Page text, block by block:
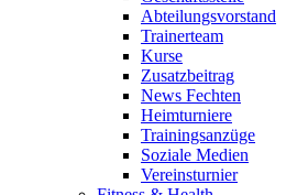
Abteilungsvorstand
Trainerteam
Kurse
Zusatzbeitrag
News Fechten
Heimturniere
Trainingsanzüge
Soziale Medien
Vereinsturnier